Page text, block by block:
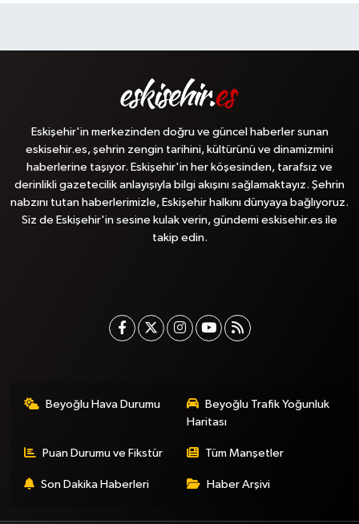
Eskişehir'in merkezinden doğru ve güncel haberler sunan
eskisehir.es, şehrin zengin tarihini, kültürünü ve dinamizmini
haberlerine taşıyor. Eskişehir'in her köşesinden, tarafsız ve
derinlikli gazetecilik anlayışıyla bilgi akışını sağlamaktayız. Şehrin
nabzını tutan haberlerimizle, Eskişehir halkını dünyaya bağlıyoruz.
Siz de Eskişehir'in sesine kulak verin, gündemi eskisehir.es ile
takip edin.
Beyoğlu Hava Durumu
Beyoğlu Trafik Yoğunluk
Haritası
Puan Durumu ve Fikstür Tüm Manşetler
Son Dakika Haberleri Haber Arşivi